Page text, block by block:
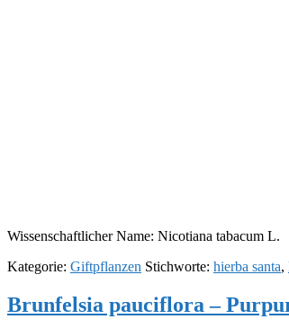
Wissenschaftlicher Name: Nicotiana tabacum L.
Kategorie: Giftpflanzen Stichworte: hierba santa,
Brunfelsia pauciflora –